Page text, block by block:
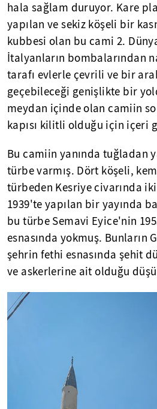
hala sağlam duruyor. Kare
yapılan ve sekiz köşeli bir
kubbesi olan bu cami 2.
İtalyanların bombalarından
tarafı evlerle çevrili ve bir
geçebileceği genişlikte bir
meydan içinde olan camiin
kapısı kilitli olduğu için içeri
Bu camiin yanında tuğladan
türbe varmış. Dört köşeli,
türbeden Kesriye civarında
1939'te yapılan bir yayında
bu türbe Semavi Eyice'nin
esnasında yokmuş. Bunların
şehrin fethi esnasında şehit
ve askerlerine ait olduğu